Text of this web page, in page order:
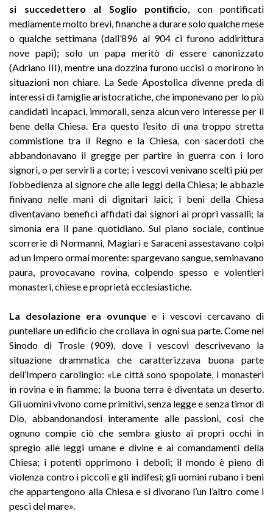
si succedettero al Soglio pontificio , con pontificati
mediamente molto brevi, finanche a durare solo qualche mese
o qualche settimana (dall’896 al 904 ci furono addirittura
nove papi); solo un papa meritò di essere canonizzato
(Adriano III), mentre una dozzina furono uccisi o morirono in
situazioni non chiare. La Sede Apostolica divenne preda di
interessi di famiglie aristocratiche, che imponevano per lo più
candidati incapaci, immorali, senza alcun vero interesse per il
bene della Chiesa. Era questo l’esito di una troppo stretta
commistione tra il Regno e la Chiesa, con sacerdoti che
abbandonavano il gregge per partire in guerra con i loro
signori, o per servirli a corte; i vescovi venivano scelti più per
l’obbedienza al signore che alle leggi della Chiesa; le abbazie
finivano nelle mani di dignitari laici; i beni della Chiesa
diventavano benefici affidati dai signori ai propri vassalli; la
simonia era il pane quotidiano. Sul piano sociale, continue
scorrerie di Normanni, Magiari e Saraceni assestavano colpi
ad un Impero ormai morente: spargevano sangue, seminavano
paura, provocavano rovina, colpendo spesso e volentieri
monasteri, chiese e proprietà ecclesiastiche
La desolazione era ovunque e i vescovi cercavano di
puntellare un edificio che crollava in ogni sua parte. Come nel
Sinodo di Trosle (909), dove i vescovi descrivevano la
situazione drammatica che caratterizzava buona parte
dell’Impero carolingio: «Le città sono spopolate, i monasteri
in rovina e in fiamme; la buona terra è diventata un deserto.
Gli uomini vivono come primitivi, senza legge e senza timor di
Dio, abbandonandosi interamente alle passioni, così che
ognuno compie ciò che sembra giusto ai propri occhi in
spregio alle leggi umane e divine e ai comandamenti della
Chiesa; i potenti opprimono i deboli; il mondo è pieno di
violenza contro i piccoli e gli indifesi; gli uomini rubano i beni
che appartengono alla Chiesa e si divorano l’un l’altro come i
pesci del mare»